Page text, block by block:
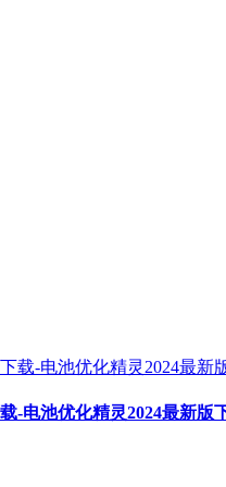
-电池优化精灵2024最新版